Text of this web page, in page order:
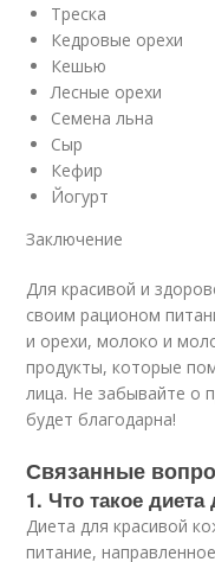
Треска
Кедровые орехи
Кешью
Лесные орехи
Семена льна
Сыр
Кефир
Йогурт
Заключение
Для красивой и
своим рационом
и орехи, молоко и
продукты, которые
лица. Не забывайте о
будет благодарна!
Связанные
1. Что такое
Диета для красивой
питание,